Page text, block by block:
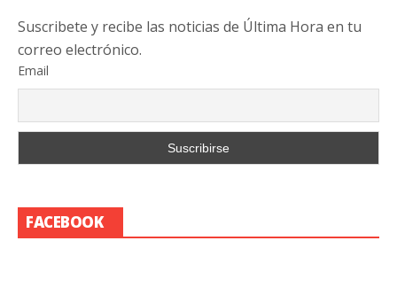
Suscribete y recibe las noticias de Última Hora en tu
correo electrónico.
Email
FACEBOOK